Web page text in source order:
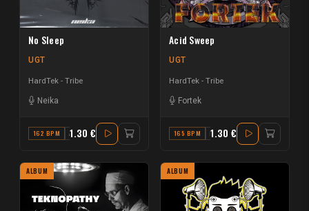
No Sleep
UGT
HardTek - Tribe
Neika
162 BPM A#1.30 €
Acid Sweep
UGT
HardTek - Tribe
Fortek
165 BPM F1.30 €
ALBUM ALBUM